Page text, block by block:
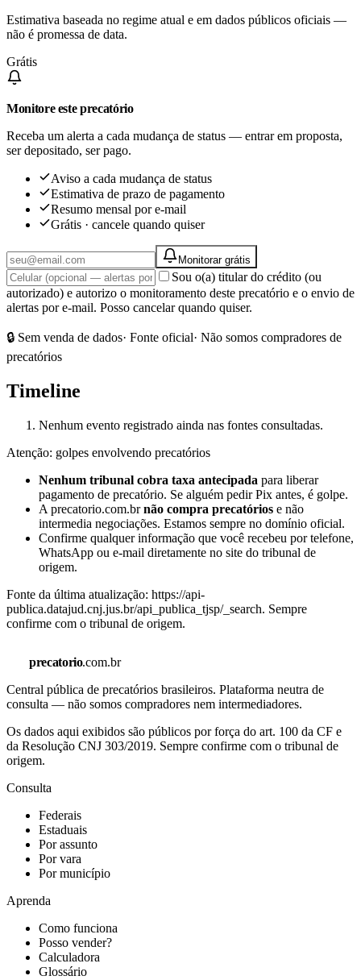
Estimativa baseada no regime atual e em dados públicos oficiais —
não é promessa de data.
Grátis
Monitore este precatório
Receba um alerta a cada mudança de status — entrar em proposta,
ser depositado, ser pago.
Aviso a cada mudança de status
Estimativa de prazo de pagamento
Resumo mensal por e-mail
Grátis · cancele quando quiser
Monitorar grátis
Sou o(a) titular do crédito (ou
autorizado) e autorizo o monitoramento deste precatório e o envio de
alertas por e-mail. Posso cancelar quando quiser.
🔒 Sem venda de dados· Fonte oficial· Não somos compradores de
precatórios
Timeline
Nenhum evento registrado ainda nas fontes consultadas.
Atenção: golpes envolvendo precatórios
Nenhum tribunal cobra taxa antecipada para liberar
pagamento de precatório. Se alguém pedir Pix antes, é golpe.
A precatorio.com.brnão compra precatórios e não
intermedia negociações. Estamos sempre no domínio oficial.
Confirme qualquer informação que você recebeu por telefone,
WhatsApp ou e-mail diretamente no site do tribunal de
origem.
Fonte da última atualização: https://api-
publica.datajud.cnj.jus.br/api_publica_tjsp/_search. Sempre
confirme com o tribunal de origem.
precatorio.com.br
Central pública de precatórios brasileiros. Plataforma neutra de
consulta — não somos compradores nem intermediadores.
Os dados aqui exibidos são públicos por força do art. 100 da CF e
da Resolução CNJ 303/2019. Sempre confirme com o tribunal de
origem.
Consulta
Federais
Estaduais
Por assunto
Por vara
Por município
Aprenda
Como funciona
Posso vender?
Calculadora
Glossário